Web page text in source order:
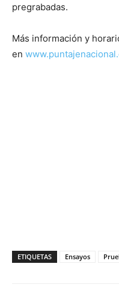
pregrabadas.
Más información y
en
ETIQUETAS Ensayos